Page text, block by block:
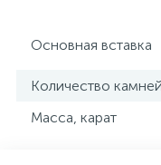
Основная вставка
Количество камней
Масса, карат